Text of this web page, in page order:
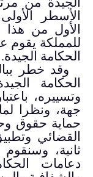
الأسطر
الأول من هذا
للمملكة
الحكامة الجيدة.
وقد خطر
الحكامة
وتسييره،
جهة، ونظرا
حماية حقوق
القضائي
ثانية،
دعامات